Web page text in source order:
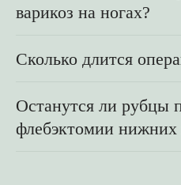
варикоз на ногах?
Сколько длится
Останутся ли рубцы
флебэктомии нижних